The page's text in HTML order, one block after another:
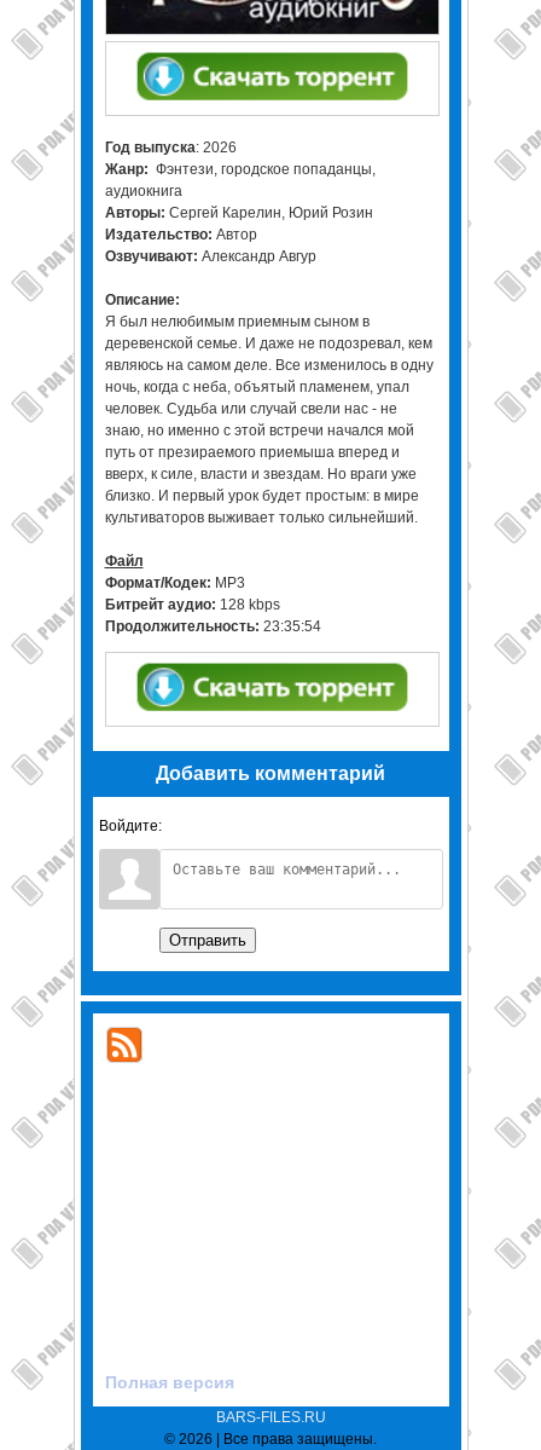
Год выпуска: 2026
Жанр: Фэнтези, городское попаданцы,
аудиокнига
Авторы: Сергей Карелин, Юрий Розин
Издательство: Автор
Озвучивают: Александр Авгур
Описание:
Я был нелюбимым приемным сыном в
деревенской семье. И даже не подозревал, кем
являюсь на самом деле. Все изменилось в одну
ночь, когда с неба, объятый пламенем, упал
человек. Судьба или случай свели нас - не
знаю, но именно с этой встречи начался мой
путь от презираемого приемыша вперед и
вверх, к силе, власти и звездам. Но враги уже
близко. И первый урок будет простым: в мире
культиваторов выживает только сильнейший.
Файл
Формат/Кодек: МР3
Битрейт аудио: 128 kbps
Продолжительность: 23:35:54
Добавить комментарий
Войдите:
Отправить
Полная версия
BARS-FILES.RU
© 2026 | Все права защищены.